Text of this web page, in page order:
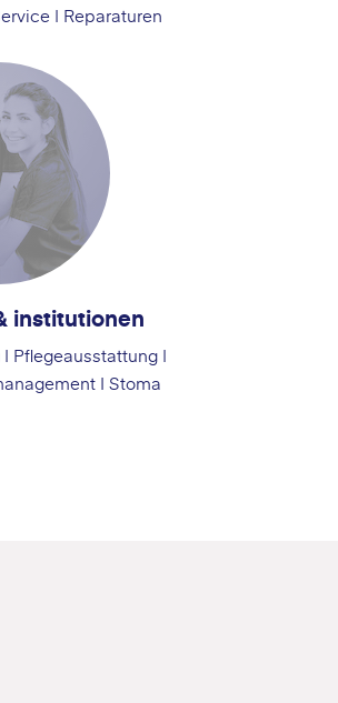
| Reparaturen
institutionen
Pflegeausstattung |
I Stoma